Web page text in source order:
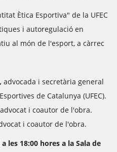
Ètica Esportiva" de la UFEC
i autoregulació en
al món de l'esport, a càrrec
advocada i secretària general
de Catalunya (UFEC).
i coautor de l'obra.
i coautor de l'obra.
les 18:00 hores a la Sala de